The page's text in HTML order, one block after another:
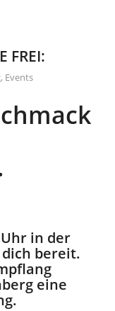
FREI:
, Events
in der
bereit.
eine